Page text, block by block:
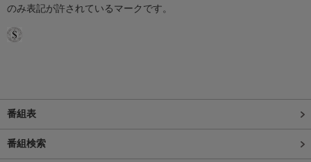
のみ表記が許されているマークです。
番組表
番組検索